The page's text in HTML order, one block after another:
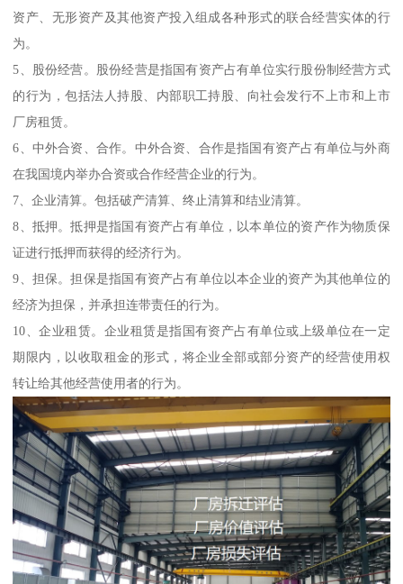
资产、无形资产及其他资产投入组成各种形式的联合经营实体的行
为。
5、股份经营。股份经营是指国有资产占有单位实行股份制经营方式
的行为，包括法人持股、内部职工持股、向社会发行不上市和上市
厂房租赁。
6、中外合资、合作。中外合资、合作是指国有资产占有单位与外商
在我国境内举办合资或合作经营企业的行为。
7、企业清算。包括破产清算、终止清算和结业清算。
8、抵押。抵押是指国有资产占有单位，以本单位的资产作为物质保
证进行抵押而获得的经济行为。
9、担保。担保是指国有资产占有单位以本企业的资产为其他单位的
经济为担保，并承担连带责任的行为。
10、企业租赁。企业租赁是指国有资产占有单位或上级单位在一定
期限内，以收取租金的形式，将企业全部或部分资产的经营使用权
转让给其他经营使用者的行为。